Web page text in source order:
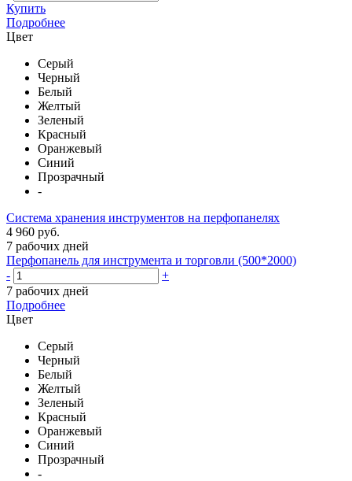
Купить
Подробнее
Цвет
Серый
Черный
Белый
Желтый
Зеленый
Красный
Оранжевый
Синий
Прозрачный
-
Система хранения инструментов на перфопанелях
4 960 руб.
7 рабочих дней
Перфопанель для инструмента и торговли (500*2000)
-
+
7 рабочих дней
Подробнее
Цвет
Серый
Черный
Белый
Желтый
Зеленый
Красный
Оранжевый
Синий
Прозрачный
-